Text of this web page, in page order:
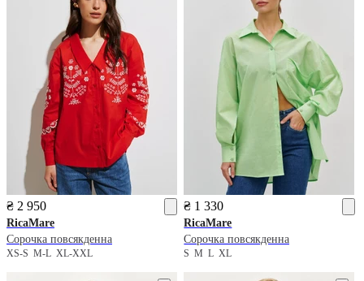
₴ 2 950
RicaMare
Сорочка повсякденна
XS-S M-L XL-XXL
₴ 1 330
RicaMare
Сорочка повсякденна
SMLXL